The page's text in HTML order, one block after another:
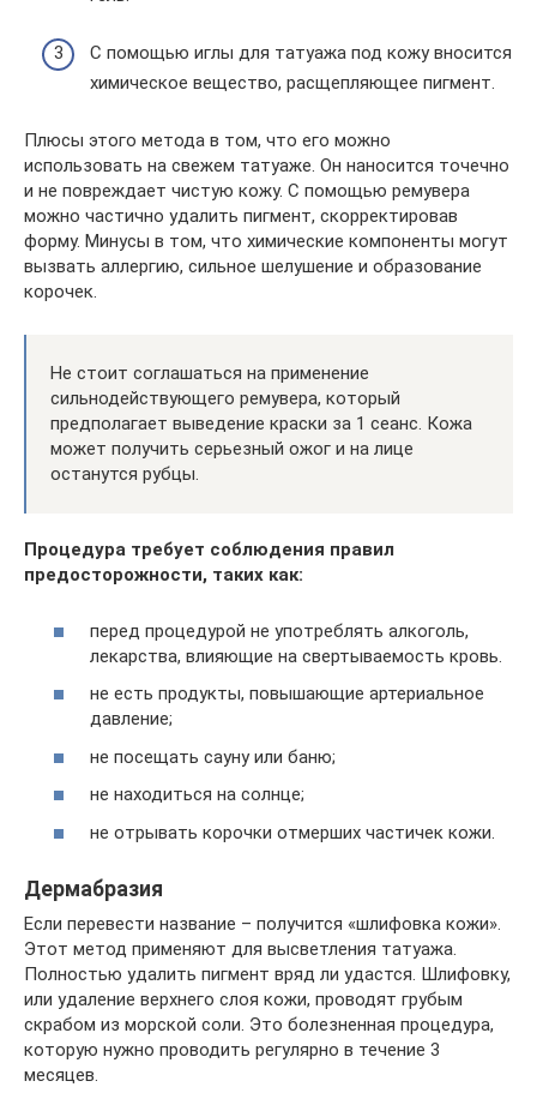
С помощью иглы для татуажа под кожу вносится
химическое вещество, расщепляющее пигмент.
Плюсы этого метода в том, что его можно
использовать на свежем татуаже. Он наносится точечно
и не повреждает чистую кожу. С помощью ремувера
можно частично удалить пигмент, скорректировав
форму. Минусы в том, что химические компоненты могут
вызвать аллергию, сильное шелушение и образование
корочек.
Не стоит соглашаться на применение
сильнодействующего ремувера, который
предполагает выведение краски за 1 сеанс. Кожа
может получить серьезный ожог и на лице
останутся рубцы.
Процедура требует соблюдения правил
предосторожности, таких как:
перед процедурой не употреблять алкоголь,
лекарства, влияющие на свертываемость кровь.
не есть продукты, повышающие артериальное
давление;
не посещать сауну или баню;
не находиться на солнце;
не отрывать корочки отмерших частичек кожи.
Дермабразия
Если перевести название – получится «шлифовка кожи».
Этот метод применяют для высветления татуажа.
Полностью удалить пигмент вряд ли удастся. Шлифовку,
или удаление верхнего слоя кожи, проводят грубым
скрабом из морской соли. Это болезненная процедура,
которую нужно проводить регулярно в течение 3
месяцев.